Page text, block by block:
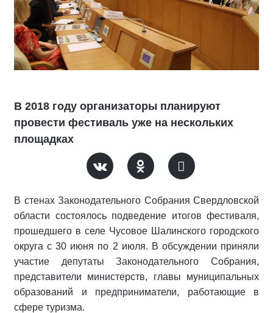
В 2018 году организаторы планируют
провести фестиваль уже на нескольких
площадках
В стенах Законодательного Собрания Свердловской
области состоялось подведение итогов фестиваля,
прошедшего в селе Чусовое Шалинского городского
округа с 30 июня по 2 июля. В обсуждении приняли
участие депутаты Законодательного Собрания,
представители министерств, главы муниципальных
образований и предприниматели, работающие в
сфере туризма.